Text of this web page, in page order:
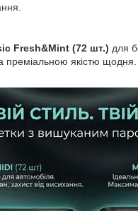
Fresh&Mint (72 шт.) для
якістю